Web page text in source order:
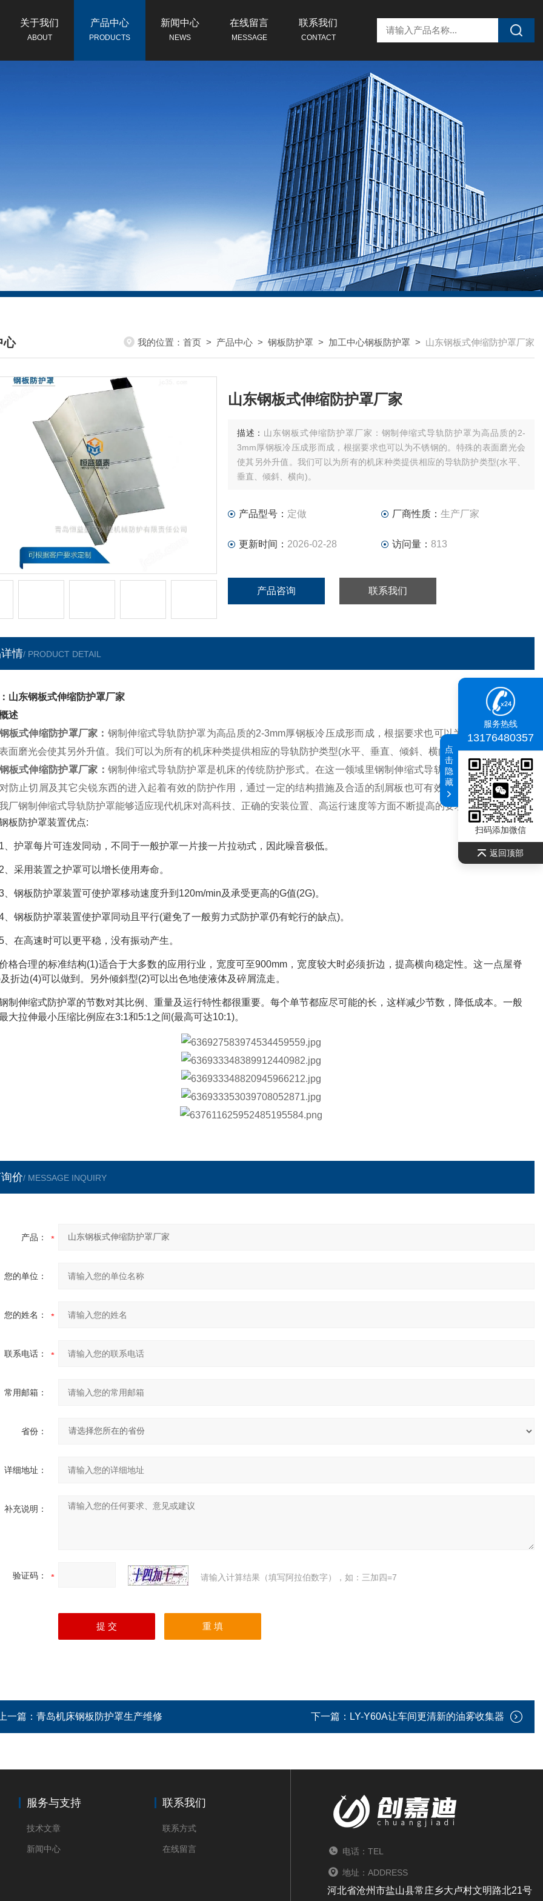
关于我们
ABOUT
产品中心
PRODUCTS
新闻中心
NEWS
在线留言
MESSAGE
联系我们
CONTACT
心
CENTER
我的位置： 首页 > 产品中心 > 钢板防护罩 > 加工中心钢板防护罩 > 山东钢板式伸缩防护罩厂家
山东钢板式伸缩防护罩厂家
描述： 山东钢板式伸缩防护罩厂家：钢制伸缩式导轨防护罩为高品质的2-
3mm厚钢板冷压成形而成，根据要求也可以为不锈钢的。特殊的表面磨光会
使其另外升值。我们可以为所有的机床种类提供相应的导轨防护类型(水平、
垂直、倾斜、横向)。
产品型号： 定做 厂商性质： 生产厂家
更新时间： 2026-02-28 访问量： 813
产品咨询 联系我们
情/ PRODUCT DETAIL
山东钢板式伸缩防护罩厂家
述
板式伸缩防护罩厂家 ： 钢制伸缩式导轨防护罩为高品质的2-3mm厚钢板冷压成形而成，根据要求也可以为不锈钢的。特
面磨光会使其另外升值。我们可以为所有的机床种类提供相应的导轨防护类型(水平、垂直、倾斜、横向)。
板式伸缩防护罩厂家 ： 钢制伸缩式导轨防护罩是机床的传统防护形式。在这一领域里钢制伸缩式导轨防护罩被广泛的应
防止切屑及其它尖锐东西的进入起着有效的防护作用，通过一定的结构措施及合适的刮屑板也可有效的降低冷却液的渗
厂钢制伸缩式导轨防护罩能够适应现代机床对高科技、正确的安装位置、高运行速度等方面不断提高的要求。
板防护罩装置优点:
、护罩每片可连发同动，不同于一般护罩一片接一片拉动式，因此噪音极低。
、采用装置之护罩可以增长使用寿命。
、钢板防护罩装置可使护罩移动速度升到120m/min及承受更高的G值(2G)。
、钢板防护罩装置使护罩同动且平行(避免了一般剪力式防护罩仍有蛇行的缺点)。
、在高速时可以更平稳，没有振动产生。
格合理的标准结构(1)适合于大多数的应用行业，宽度可至900mm，宽度较大时必须折边，提高横向稳定性。这一点屋脊
折边(4)可以做到。另外倾斜型(2)可以出色地使液体及碎屑流走。
制伸缩式防护罩的节数对其比例、重量及运行特性都很重要。每个单节都应尽可能的长，这样减少节数，降低成本。一般
大拉伸最小压缩比例应在3:1和5:1之间(最高可达10:1)。
价/ MESSAGE INQUIRY
产品：
您的单位：
您的姓名：
联系电话：
常用邮箱：
省份：
详细地址：
补充说明：
验证码： 请输入计算结果（填写阿拉伯数字），如：三加四=7
一篇： 青岛机床钢板防护罩生产维修 下一篇： LY-Y60A让车间更清新的油雾收集器
服务与支持
技术文章
新闻中心
联系我们
联系方式
在线留言 电话：TEL
地址：ADDRESS
河北省沧州市盐山县常庄乡大卢村文明路北21号
服务热线
13176480357
扫码添加微信
返回顶部
点
击
隐
藏